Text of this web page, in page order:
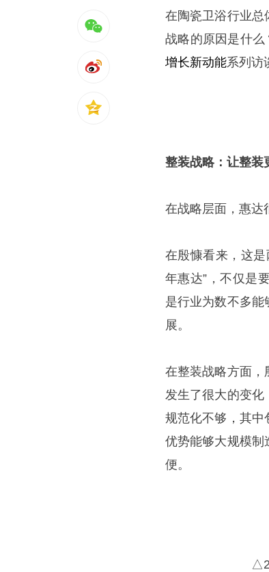
在陶瓷卫浴行业总
战略的原因是什么
增长新动能系列访
整装战略：让整装
在战略层面，惠达
在殷慷看来，这
年惠达”，不仅是
是行业为数不多
展。
在整装战略方面，
发生了很大的变化
规范化不够，其中
优势能够大规模制
便。